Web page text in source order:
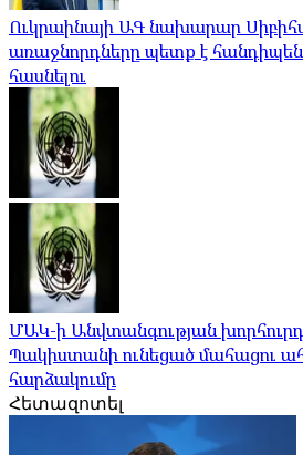
Ուկրաինայի ԱԳ նախարար
առաջնորդները պետք է
հասնելու
ՄԱԿ-ի Անվտանգության
Պակիստանի ունեցած մահացու
հարձակումը
Հետազոտել